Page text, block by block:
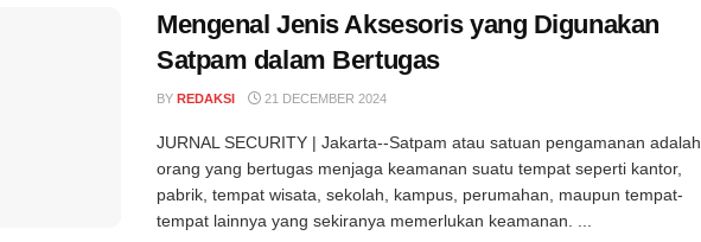
Mengenal Jenis Aksesoris yang Digunakan
Satpam dalam Bertugas
BY REDAKSI 21 DECEMBER 2024
JURNAL SECURITY | Jakarta--Satpam atau satuan pengamanan adalah
orang yang bertugas menjaga keamanan suatu tempat seperti kantor,
pabrik, tempat wisata, sekolah, kampus, perumahan, maupun tempat-
tempat lainnya yang sekiranya memerlukan keamanan. ...